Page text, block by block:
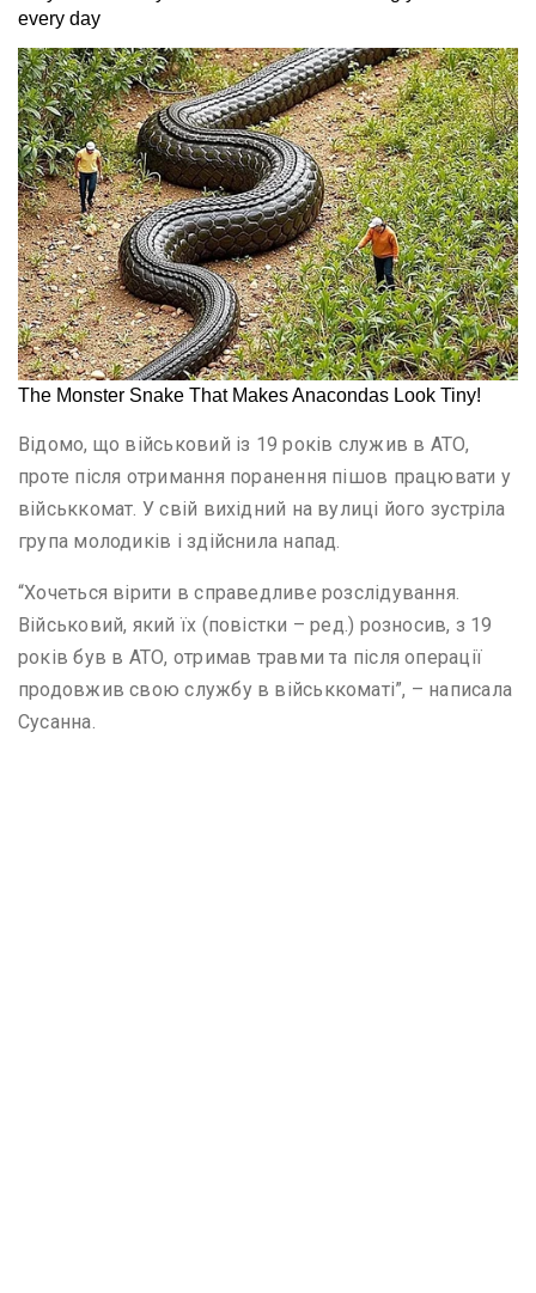
Відомо, що військовий із 19 років служив в АТО,
проте після отримання поранення пішов працювати у
військкомат. У свій вихідний на вулиці його зустріла
група молодиків і здійснила напад.
“Хочеться вірити в справедливе розслідування.
Військовий, який їх (повістки – ред.) розносив, з 19
років був в АТО, отримав травми та після операції
продовжив свою службу в військкоматі”, – написала
Сусанна.